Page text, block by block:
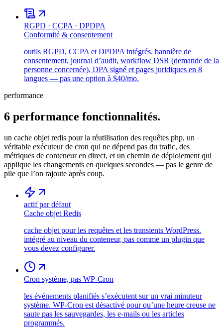
RGPD · CCPA · DPDPA
Conformité & consentement
outils RGPD, CCPA et DPDPA intégrés. bannière de
consentement, journal d’audit, workflow DSR (demande de la
personne concernée), DPA signé et pages juridiques en 8
langues — pas une option à $40/mo.
performance
6 performance fonctionnalités.
un cache objet redis pour la réutilisation des requêtes php, un
véritable exécuteur de cron qui ne dépend pas du trafic, des
métriques de conteneur en direct, et un chemin de déploiement qui
applique les changements en quelques secondes — pas le genre de
pile que l’on rajoute après coup.
actif par défaut
Cache objet Redis
cache objet pour les requêtes et les transients WordPress.
intégré au niveau du conteneur, pas comme un plugin que
vous devez configurer.
Cron système, pas WP-Cron
les événements planifiés s’exécutent sur un vrai minuteur
système. WP-Cron est désactivé pour qu’une heure creuse ne
saute pas les sauvegardes, les e-mails ou les articles
programmés.